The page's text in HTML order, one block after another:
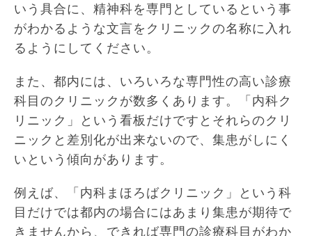
いう具合に、精神科を専門としているという事
がわかるような文言をクリニックの名称に入れ
るようにしてください。
また、都内には、いろいろな専門性の高い診療
科目のクリニックが数多くあります。「内科ク
リニック」という看板だけですとそれらのクリ
ニックと差別化が出来ないので、集患がしにく
いという傾向があります。
例えば、「内科まほろばクリニック」という科
目だけでは都内の場合にはあまり集患が期待で
きませんから、できれば専門の診療科目がわか